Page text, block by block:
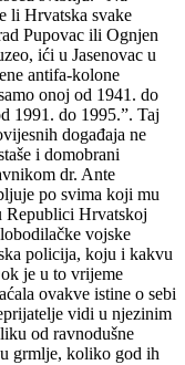
li Hrvatska svake
Pupovac ili Ognjen
ići u Jasenovac u
antifa-kolone
onoj od 1941. do
1991. do 1995.”. Taj
događaja ne
i domobrani
dr. Ante
po svima koji mu
Hrvatskoj
vojske
policija, koju i kakvu
je u to vrijeme
ovakve istine o sebi
vidi u njezinim
od ravnodušne
grmlje, koliko god ih